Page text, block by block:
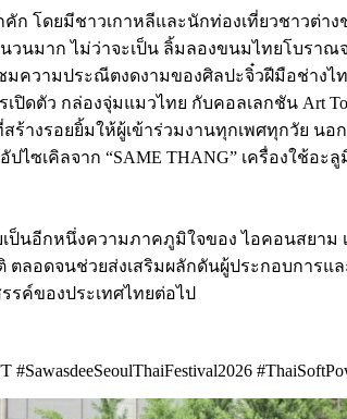
ก โดยมีชาวเกาหลีและนักท่องเที่ยวชาวต่
วนมาก ไม่ว่าจะเป็น ลิ้มลองขนมไทยโบรา
มความประณีตงดงามของศิลปะจิ๋วฝีมือช่า
ปิดตัว กล่องจุ่มแมวไทย กับคอลเลกชัน Art
ร้างรอยยิ้มให้ผู้เข้าร่วมงานทุกเพศทุกวัย
ปไซเคิลจาก “SAME THANG” เครื่องใช้
นับเป็นอีกหนึ่งความภาคภูมิใจของ ไอคอ
ลอดจนช่วยส่งเสริมผลักดันผู้ประกอบการ
รค์ของประเทศไทยต่อไป